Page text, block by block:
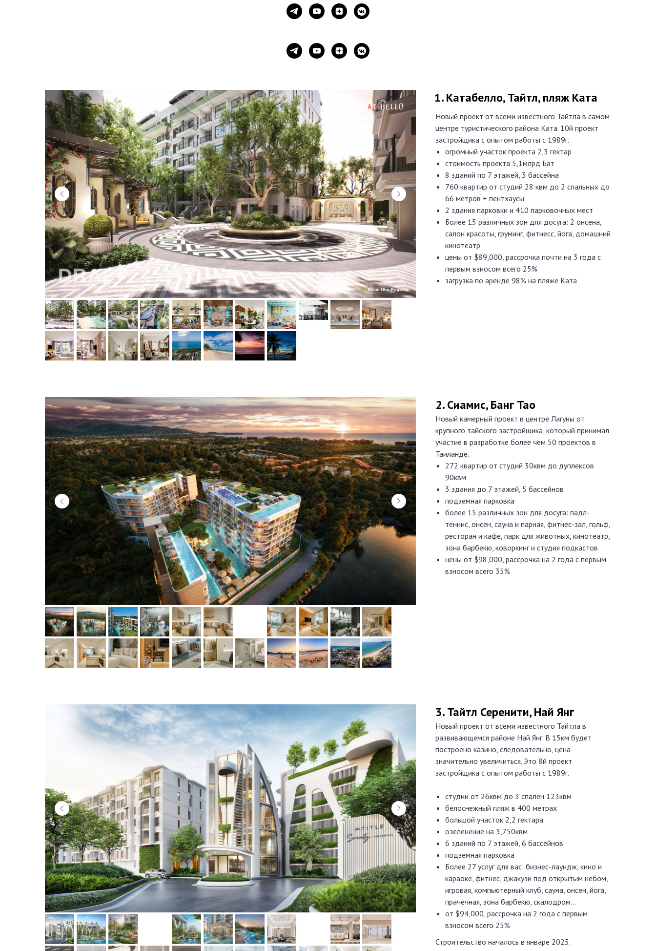
Катабелло, Тайтл, пляж Ката
Новый проект от всеми известного Тайтла в самом
центре туристического района Ката. 10й проект
застройщика с опытом работы с 1989г.
огромный участок проекта 2,3 гектар
стоимость проекта 5,1млрд Бат
8 зданий по 7 этажей, 3 бассейна
760 квартир от студий 28 квм до 2 спальных до
66 метров + пентхаусы
2 здания парковки и 410 парковочных мест
Более 15 различных зон для досуга: 2 онсена,
салон красоты, груминг, фитнесс, йога, домашний
кинотеатр
цены от $89,000, рассрочка почти на 3 года с
первым взносом всего 25%
загрузка по аренде 98% на пляже Ката
2. Cиамис, Банг Тао
Новый камерный проект в центре Лагуны от
крупного тайского застройщика, который принимал
участие в разработке более чем 50 проектов в
Таиланде.
272 квартир от студий 30квм до дуплексов
90квм
3 здания до 7 этажей, 5 бассейнов
подземная парковка
более 15 различных зон для досуга: падл-
теннис, онсен, сауна и парная, фитнес-зал, гольф,
ресторан и кафе, парк для животных, кинотеатр,
зона барбекю, коворкинг и студия подкастов
цены от $98,000, рассрочка на 2 года с первым
взносом всего 35%
3. Тайтл Серенити, Най Янг
Новый проект от всеми известного Тайтла в
развивающемся районе Най Янг. В 15км будет
построено казино, следовательно, цена
значительно увеличиться. Это 8й проект
застройщика с опытом работы с 1989г.
студии от 26квм до 3 спален 123квм
белоснежный пляж в 400 метрах
большой участок 2,2 гектара
озеленение на 3,750квм
6 зданий по 7 этажей, 6 бассейнов
подземная парковка
Более 27 услуг для вас: бизнес-лаундж, кино и
караоке, фитнес, джакузи под открытым небом,
игровая, компьютерный клуб, сауна, онсен, йога,
прачечная, зона барбекю, скалодром...
от $94,000, рассрочка на 2 года с первым
взносом всего 25%
Строительство началось в январе 2025.